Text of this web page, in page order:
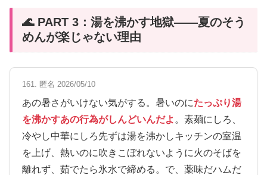
🌊 PART 3：湯を沸かす地獄——夏のそう
めんが楽じゃない理由
161. 匿名 2026/05/10
あの暑さがいけない気がする。暑いのにたっぷり湯
を沸かすあの行為がしんどいんだよ 。素麺にしろ、
冷やし中華にしろ先ずは湯を沸かしキッチンの室温
を上げ、熱いのに吹きこぼれないように火のそばを
離れず、茹でたら氷水で締める。で、薬味だハムだ